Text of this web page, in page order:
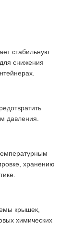
стабильную
снижения
давления.
хранению
крышек,
химических